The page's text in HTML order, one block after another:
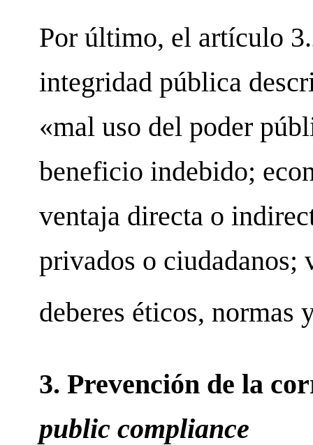
Por último, el artículo
integridad pública
«mal uso del poder
beneficio indebido;
ventaja directa o
privados o
deberes éticos, normas
3. Prevención de la
public compliance